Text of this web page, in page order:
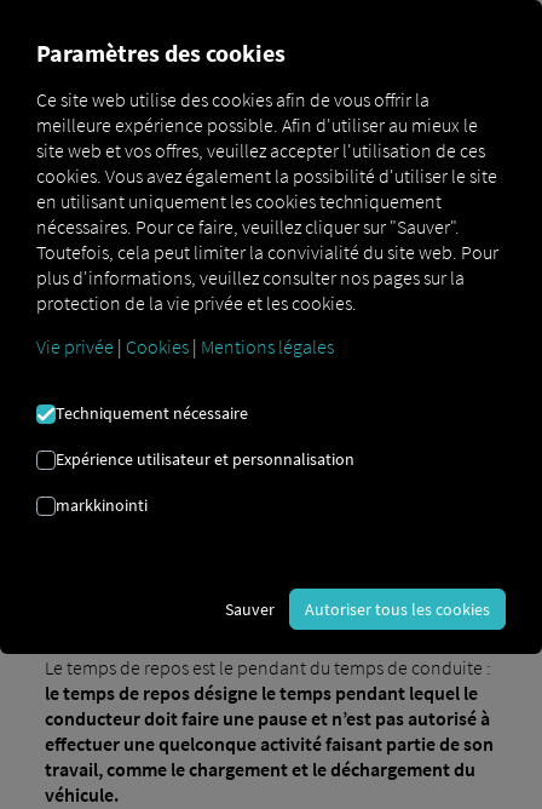
Glossar Was sind Lenk- und Ruhezeiten?
TEMPS DE CONDUITE
ET DE REPOS
Les temps de conduite et de repos sont
comprend le temps pendant lequel le conducteur est
effectivement au volant.Sont également inclus les
temps d'attente aux feux de circulation ou dans les
embouteillages. La durée maximale de conduite est de
4,5 heures, suivies d'une pause obligatoire de 45 minutes.
de 30 minutes. Il est important, cependant, de prendre
d'abord la pause la plus courte, comme dans l'exemple.
Le temps de repos est le pendant du temps de conduite :
le temps de repos désigne le temps pendant lequel le
conducteur doit faire une pause et n’est pas autorisé à
effectuer une quelconque activité faisant partie de son
travail, comme le chargement et le déchargement du
véhicule.
Paramètres des cookies
Ce site web utilise des cookies afin de vous offrir la
meilleure expérience possible. Afin d'utiliser au mieux le
site web et vos offres, veuillez accepter l'utilisation de ces
cookies. Vous avez également la possibilité d'utiliser le site
en utilisant uniquement les cookies techniquement
nécessaires. Pour ce faire, veuillez cliquer sur "Sauver".
Toutefois, cela peut limiter la convivialité du site web. Pour
plus d'informations, veuillez consulter nos pages sur la
protection de la vie privée et les cookies.
Vie privée | Cookies | Mentions légales
Techniquement nécessaire
Expérience utilisateur et personnalisation
markkinointi
Sauver Autoriser tous les cookies